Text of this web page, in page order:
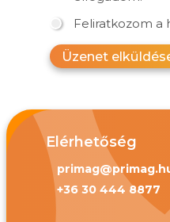
Feliratkozom a
Üzenet
Elérhetőség
+36 30 444 8877